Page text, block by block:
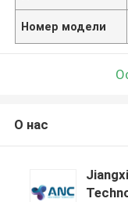
Номер модели
О нас